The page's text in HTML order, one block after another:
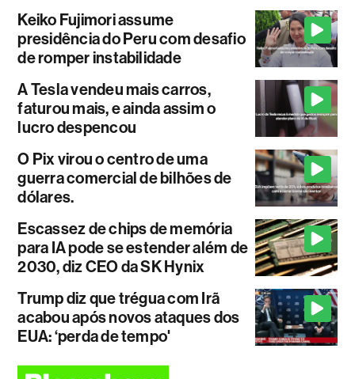
Keiko Fujimori assume
presidência do Peru com desafio
de romper instabilidade
A Tesla vendeu mais carros,
faturou mais, e ainda assim o
lucro despencou
O Pix virou o centro de uma
guerra comercial de bilhões de
dólares.
Escassez de chips de memória
para IA pode se estender além de
2030, diz CEO da SK Hynix
Trump diz que trégua com Irã
acabou após novos ataques dos
EUA: ‘perda de tempo'